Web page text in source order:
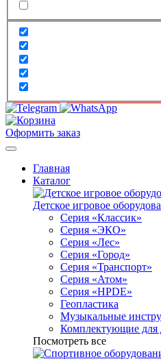
Оформить заказ
Главная
Каталог
Детское игровое
Серия «Классик»
Серия «ЭКО»
Серия «Лес»
Серия «Город»
Серия «Транспорт»
Серия «Атом»
Серия «HPDE»
Геопластика
Музыкальные
Комплектующие для
Посмотреть все